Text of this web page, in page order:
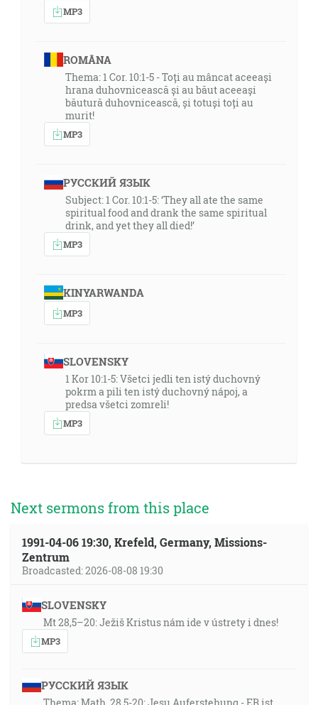
MP3
ROMÂNA
Thema: 1 Cor. 10:1-5 - Toți au mâncat aceeași
hrana duhovnicească și au băut aceeași
băutură duhovnicească, și totuși toți au
murit!
MP3
РУССКИЙ ЯЗЫК
Subject: 1 Cor. 10:1-5: ‘They all ate the same
spiritual food and drank the same spiritual
drink, and yet they all died!’
MP3
KINYARWANDA
MP3
SLOVENSKY
1 Kor 10:1-5: Všetci jedli ten istý duchovný
pokrm a pili ten istý duchovný nápoj, a
predsa všetci zomreli!
MP3
Next sermons from this place
1991-04-06 19:30, Krefeld, Germany, Missions-
Zentrum
Broadcasted: 2026-08-08 19:30
SLOVENSKY
Mt 28,5–20: Ježiš Kristus nám ide v ústrety i dnes!
MP3
РУССКИЙ ЯЗЫК